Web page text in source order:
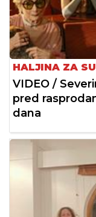
HALJINA ZA
VIDEO /
pred
dana